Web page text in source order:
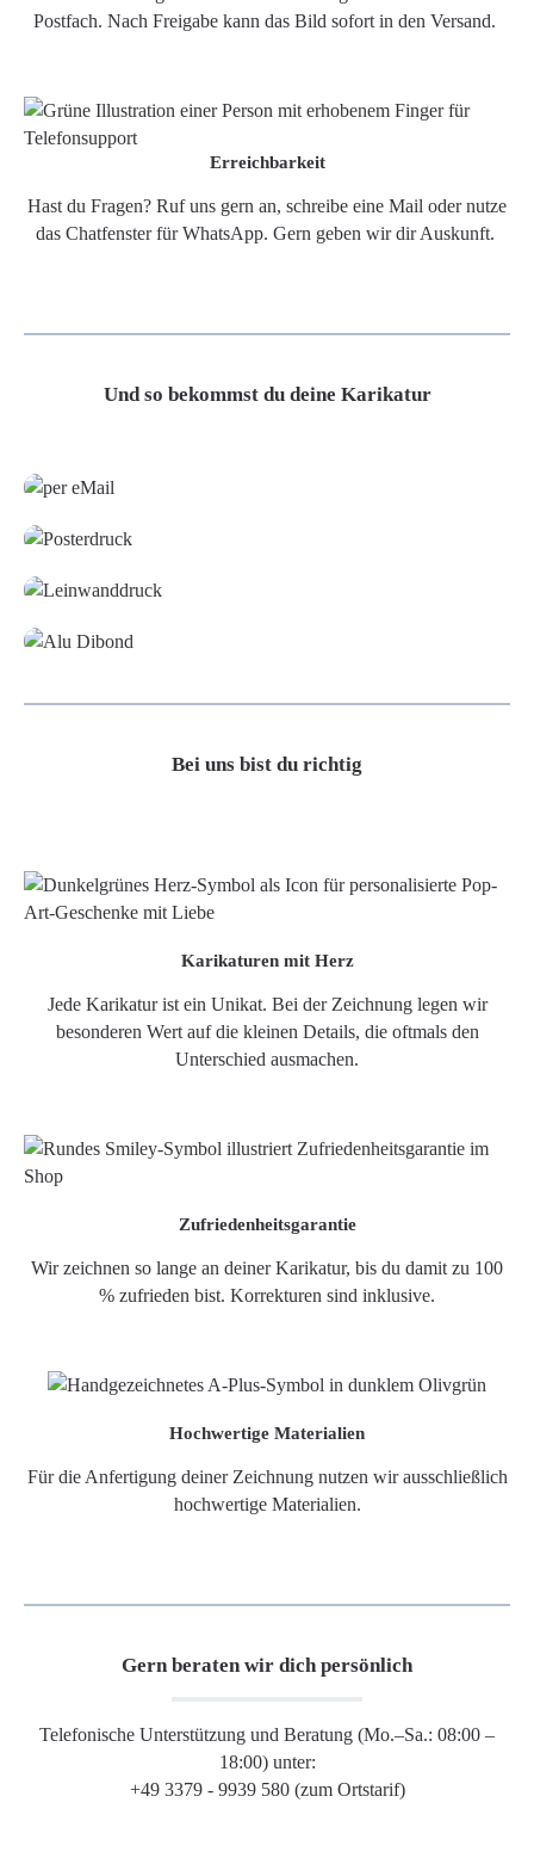
Postfach. Nach Freigabe kann das Bild sofort in den Versand.
Erreichbarkeit
Hast du Fragen? Ruf uns gern an, schreibe eine Mail oder nutze
das Chatfenster für WhatsApp. Gern geben wir dir Auskunft.
Und so bekommst du deine Karikatur
Bei uns bist du richtig
Karikaturen mit Herz
Jede Karikatur ist ein Unikat. Bei der Zeichnung legen wir
besonderen Wert auf die kleinen Details, die oftmals den
Unterschied ausmachen.
Zufriedenheitsgarantie
Wir zeichnen so lange an deiner Karikatur, bis du damit zu 100
% zufrieden bist. Korrekturen sind inklusive.
Hochwertige Materialien
Für die Anfertigung deiner Zeichnung nutzen wir ausschließlich
hochwertige Materialien.
Gern beraten wir dich persönlich
Telefonische Unterstützung und Beratung (Mo.–Sa.: 08:00 –
18:00) unter:
+49 3379 - 9939 580 (zum Ortstarif)